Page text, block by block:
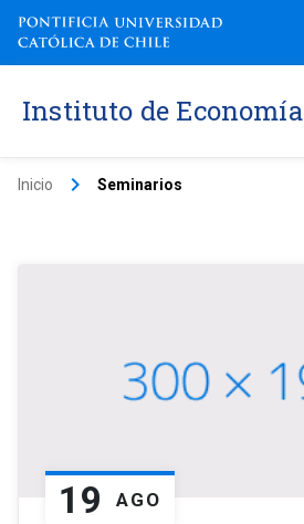
Instituto de Economía
Inicio keyboard_arrow_right Seminarios
19 AGO